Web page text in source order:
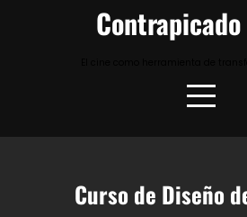
Curso de Diseño